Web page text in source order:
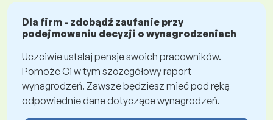
Dla firm - zdobądź zaufanie przy
podejmowaniu decyzji o wynagrodzeniach
Uczciwie ustalaj pensje swoich pracowników.
Pomoże Ci w tym szczegółowy raport
wynagrodzeń. Zawsze będziesz mieć pod ręką
odpowiednie dane dotyczące wynagrodzeń.